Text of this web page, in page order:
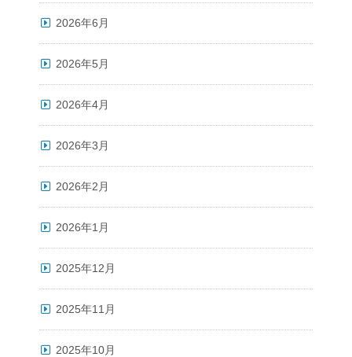
2026年6月
2026年5月
2026年4月
2026年3月
2026年2月
2026年1月
2025年12月
2025年11月
2025年10月